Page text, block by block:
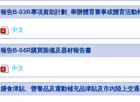
報告B-03R專項資助計劃_舉辦體育賽事或體育活動
中文
報告B-04R購買裝備及器材報告書
中文
膳食津貼、營養品及運動補充品津貼及市內陸上交